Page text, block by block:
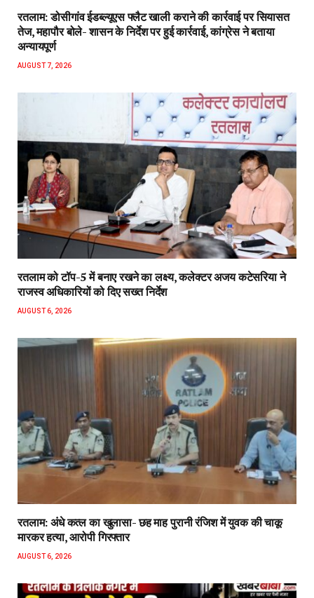
रतलाम: डोसीगांव ईडब्ल्यूएस फ्लैट खाली कराने की कार्रवाई पर सियासत
तेज, महापौर बोले- शासन के निर्देश पर हुई कार्रवाई, कांग्रेस ने बताया
अन्यायपूर्ण
AUGUST 7, 2026
रतलाम को टॉप-5 में बनाए रखने का लक्ष्य, कलेक्टर अजय कटेसरिया ने
राजस्व अधिकारियों को दिए सख्त निर्देश
AUGUST 6, 2026
रतलाम: अंधे कत्ल का खुलासा- छह माह पुरानी रंजिश में युवक की चाकू
मारकर हत्या, आरोपी गिरफ्तार
AUGUST 6, 2026